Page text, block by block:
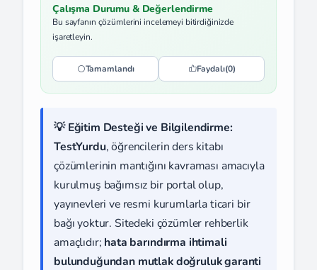
Çalışma Durumu & Değerlendirme
Bu sayfanın çözümlerini incelemeyi bitirdiğinizde
işaretleyin.
Tamamlandı Faydalı(0)
💡 Eğitim Desteği ve Bilgilendirme:
TestYurdu, öğrencilerin ders kitabı
çözümlerinin mantığını kavraması amacıyla
kurulmuş bağımsız bir portal olup,
yayınevleri ve resmi kurumlarla ticari bir
bağı yoktur. Sitedeki çözümler rehberlik
amaçlıdır; hata barındırma ihtimali
bulunduğundan mutlak doğruluk garanti